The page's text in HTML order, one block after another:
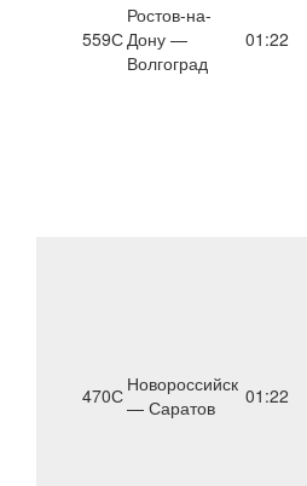
559С
Ростов-на-
Дону —
Волгоград
01:22
470С Новороссийск
— Саратов
01:22